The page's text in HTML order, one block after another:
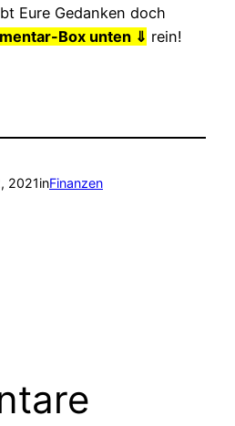
Eure Gedanken doch
Box unten ⇓ rein!
2021inFinanzen